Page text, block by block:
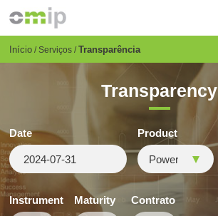
para
conteúdo
Breadcrumb
Início Serviços Transparência
Transparency
Date Product
Instrument Maturity Contrato